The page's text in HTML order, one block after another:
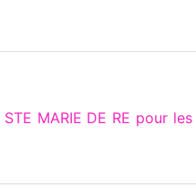
MARIE DE RE pour